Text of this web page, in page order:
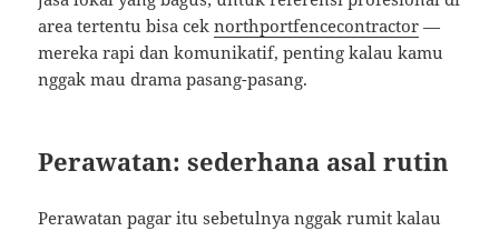
area tertentu bisa ceknorthportfencecontractor —
mereka rapi dan komunikatif, penting kalau kamu
nggak mau drama pasang-pasang.
Perawatan: sederhana asal rutin
Perawatan pagar itu sebetulnya nggak rumit kalau